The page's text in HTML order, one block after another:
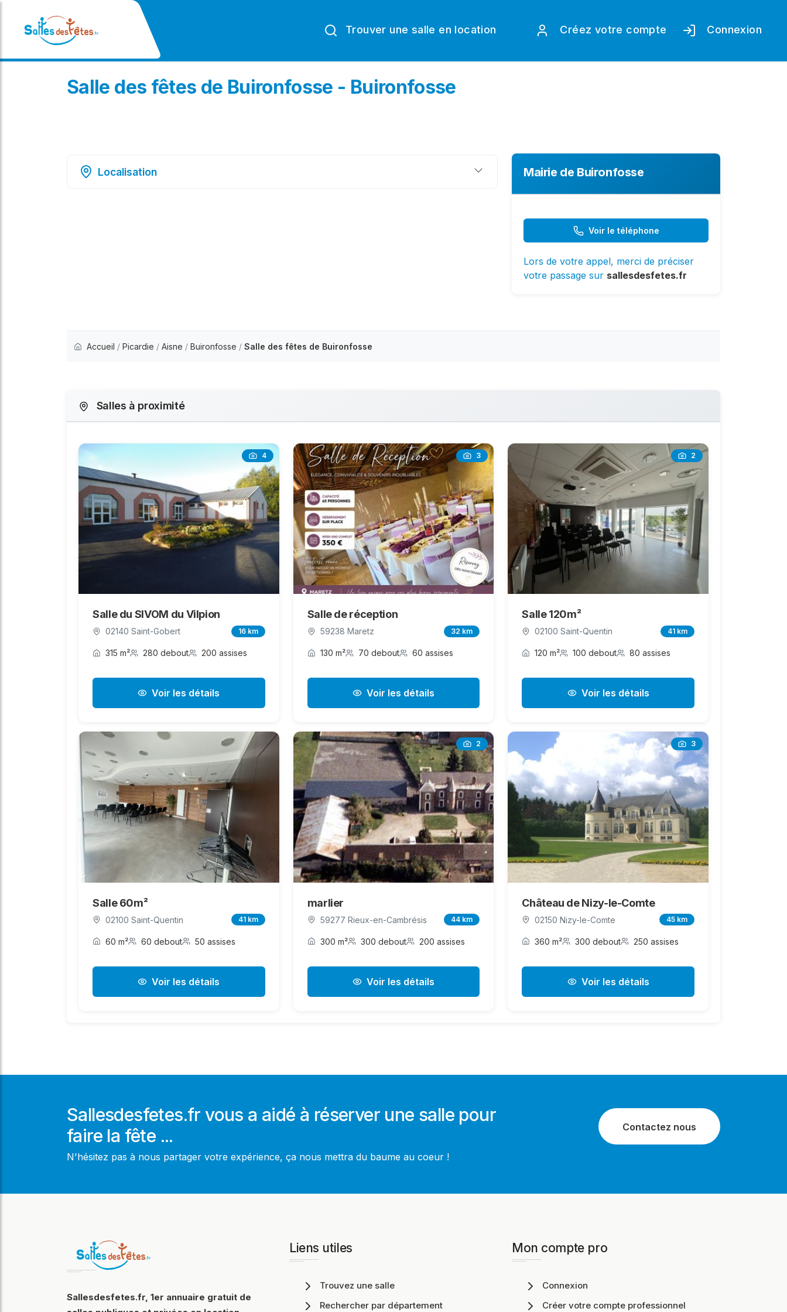
Trouver une salle en location Créez votre compte Connexion
Salle des fêtes de Buironfosse - Buironfosse
Localisation Mairie de Buironfosse
Voir le téléphone
Lors de votre appel, merci de préciser
votre passage sur sallesdesfetes.fr
Accueil / Picardie / Aisne / Buironfosse / Salle des fêtes de Buironfosse
Salles à proximité
4
Salle du SIVOM du Vilpion
02140 Saint-Gobert 16 km
315 m² 280 debout 200 assises
Voir les détails
3
Salle de réception
59238 Maretz 32 km
130 m² 70 debout 60 assises
Voir les détails
2
Salle 120m²
02100 Saint-Quentin 41 km
120 m² 100 debout 80 assises
Voir les détails
Salle 60m²
02100 Saint-Quentin 41 km
60 m² 60 debout 50 assises
Voir les détails
2
marlier
59277 Rieux-en-Cambrésis 44 km
300 m² 300 debout 200 assises
Voir les détails
3
Château de Nizy-le-Comte
02150 Nizy-le-Comte 45 km
360 m² 300 debout 250 assises
Voir les détails
Sallesdesfetes.fr vous a aidé à réserver une salle pour
faire la fête ...
N'hésitez pas à nous partager votre expérience, ça nous mettra du baume au coeur !
Contactez nous
Sallesdesfetes.fr, 1er annuaire gratuit de
Liens utiles
Trouvez une salle
Rechercher par département
Mon compte pro
Connexion
Créer votre compte professionnel